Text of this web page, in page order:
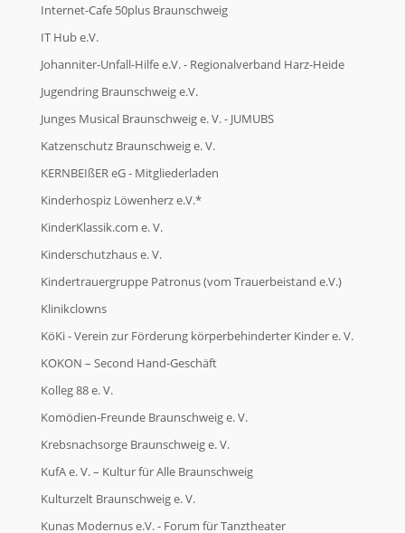
Internet-Cafe 50plus Braunschweig
IT Hub e.V.
Johanniter-Unfall-Hilfe e.V. - Regionalverband Harz-Heide
Jugendring Braunschweig e.V.
Junges Musical Braunschweig e. V. - JUMUBS
Katzenschutz Braunschweig e. V.
KERNBEIßER eG - Mitgliederladen
Kinderhospiz Löwenherz e.V.*
KinderKlassik.com e. V.
Kinderschutzhaus e. V.
Kindertrauergruppe Patronus (vom Trauerbeistand e.V.)
Klinikclowns
KöKi - Verein zur Förderung körperbehinderter Kinder e. V.
KOKON – Second Hand-Geschäft
Kolleg 88 e. V.
Komödien-Freunde Braunschweig e. V.
Krebsnachsorge Braunschweig e. V.
KufA e. V. – Kultur für Alle Braunschweig
Kulturzelt Braunschweig e. V.
Kunas Modernus e.V. - Forum für Tanztheater